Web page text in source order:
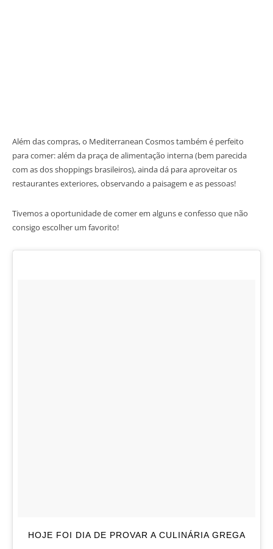
Além das compras, o Mediterranean Cosmos também é perfeito
para comer: além da praça de alimentação interna (bem parecida
com as dos shoppings brasileiros), ainda dá para aproveitar os
restaurantes exteriores, observando a paisagem e as pessoas!
Tivemos a oportunidade de comer em alguns e confesso que não
consigo escolher um favorito!
HOJE FOI DIA DE PROVAR A CULINÁRIA GREGA